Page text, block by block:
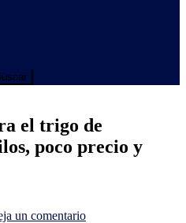
el trigo de
poco precio y
un comentarioen